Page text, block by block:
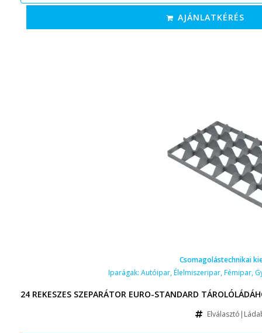
AJÁNLATKÉRÉS
Csomagolástechnikai
Iparágak: Autóipar,Élelmiszeripar,Fémipar,
24 REKESZES SZEPARÁTOR EURO-STANDARD